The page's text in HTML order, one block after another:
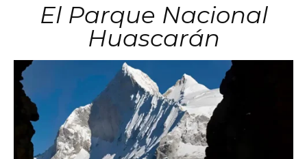
El Parque Nacional
Huascarán